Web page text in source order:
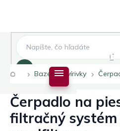
Domov
Bazény a vírivky
Čerpadlo na
filtračný systém